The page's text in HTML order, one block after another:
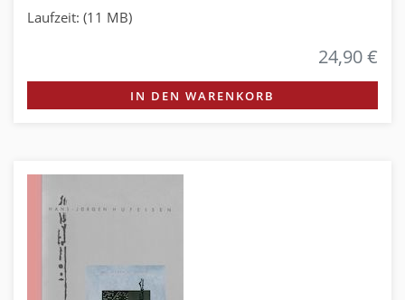
Laufzeit: (11 MB)
24,90 €
IN DEN WARENKORB